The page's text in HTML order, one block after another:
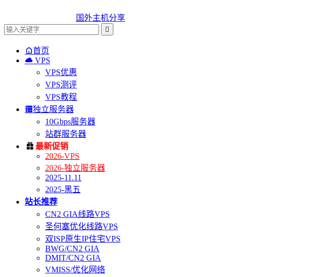
国外主机分享

首页
 VPS
VPS优惠
VPS测评
VPS教程
独立服务器
10Gbps服务器
站群服务器
 最新促销
2026-VPS
2026-独立服务器
2025-11.11
2025-黑五
站长推荐
CN2 GIA线路VPS
圣何塞优化线路VPS
双ISP原生IP住宅VPS
BWG/CN2 GIA
DMIT/CN2 GIA
VMISS/优化网络